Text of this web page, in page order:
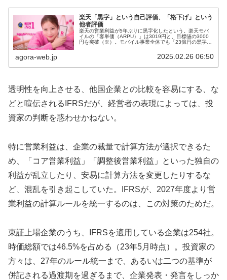
楽天「黒字」という自己評価、「格下げ」という
他者評価
楽天の営業利益が5年ぶりに黒字化したという。楽天モバ
イルの「客単価（ARPU）」は3019円と、目標値の3000
円を突破（※）。モバイル事業全体でも「23億円の黒字化
agora-web.jp 2025.02.26 06:50
透明性を向上させる、他国企業との比較を容易にする、な
どと喧伝されるIFRSだが、経営者の表現によっては、投
資家の判断を惑わせかねない。
特に営業利益は、企業の裁量で計算方法が選択できるた
め、「コア営業利益」「調整後営業利益」といった独自の
利益が乱立したり、安易に計算方法を変更したりするな
ど、混乱を引き起こしていた。IFRSが、2027年度より営
業利益の計算ルールを統一するのは、この対策のためだ。
東証上場企業のうち、IFRSを適用している企業は254社。
時価総額では46.5%を占める（23年5月時点）。投資家の
方々は、27年のルール統一まで、あるいは二つの基準が
併記される過渡期を過ぎるまで、企業発表・発言をしっか